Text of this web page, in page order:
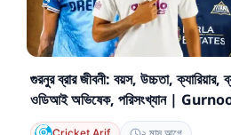
গুরনুর ব্রার জীবনী: বয়স, উচ্চতা,
ওডিআই অভিষেক, পরিসংখ্যান |